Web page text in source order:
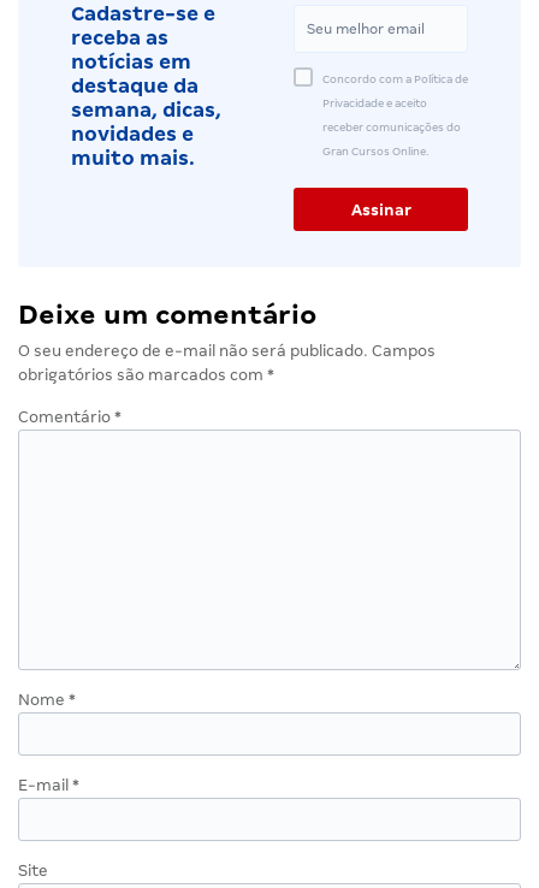
Cadastre-se e
receba as
notícias em
destaque da
semana, dicas,
novidades e
muito mais.
Concordo com a Política de
Privacidade e aceito
receber comunicações do
Gran Cursos Online.
Deixe um comentário
O seu endereço de e-mail não será publicado. Campos
obrigatórios são marcados com *
Comentário *
Nome *
E-mail *
Site